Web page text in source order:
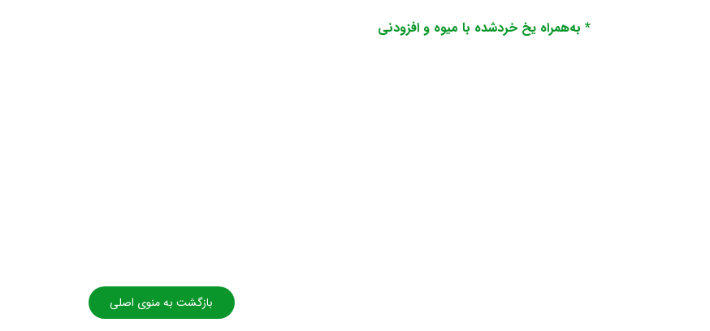
بازگشت به منوی اصلی
* به‌همراه یخ خردشده با میوه و افزودنی